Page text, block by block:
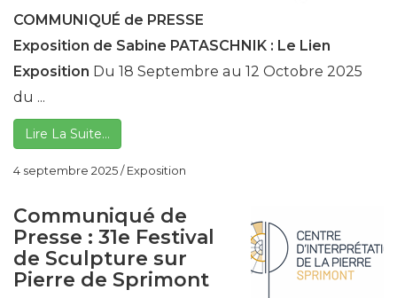
COMMUNIQUÉ de PRESSE
Exposition de Sabine PATASCHNIK : Le Lien
Exposition Du 18 Septembre au 12 Octobre 2025
du ...
Lire La Suite…
4 septembre 2025/Exposition
Communiqué de
Presse : 31e Festival
de Sculpture sur
Pierre de Sprimont